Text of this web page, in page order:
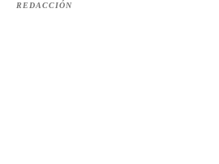
REDACCIÓN